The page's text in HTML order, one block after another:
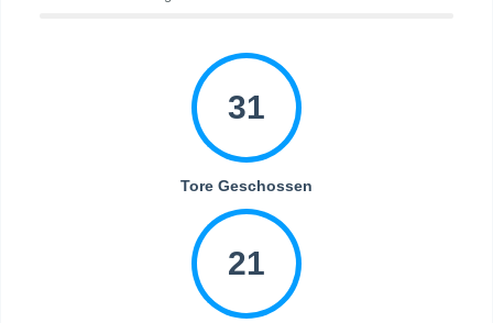
31
Tore Geschossen
21